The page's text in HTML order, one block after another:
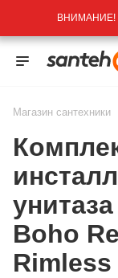
ВНИМАНИЕ!
Магазин сантехники
Boho
Rimless